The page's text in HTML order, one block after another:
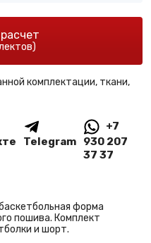
форма
пошива. Комплект
и шорт.
комплектации, ткани,
Telegram
+7
930 207
37 37